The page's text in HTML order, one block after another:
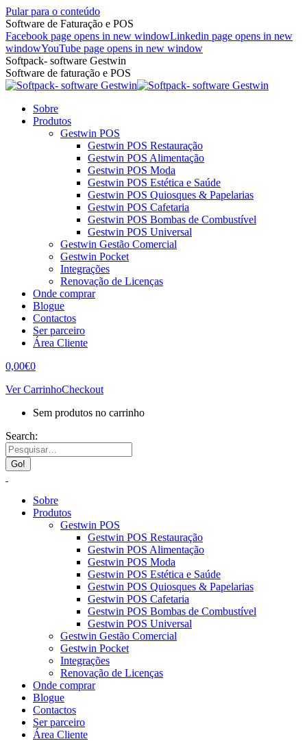
Pular para o conteúdo
Software de Faturação e POS
Facebook page opens in new windowLinkedin page opens in new
windowYouTube page opens in new window
Softpack- software Gestwin
Software de faturação e POS
Sobre
Produtos
Gestwin POS
Gestwin POS Restauração
Gestwin POS Alimentação
Gestwin POS Moda
Gestwin POS Estética e Saúde
Gestwin POS Quiosques & Papelarias
Gestwin POS Cafetaria
Gestwin POS Bombas de Combustível
Gestwin POS Universal
Gestwin Gestão Comercial
Gestwin Pocket
Integrações
Renovação de Licenças
Onde comprar
Blogue
Contactos
Ser parceiro
Área Cliente
0,00€0
Ver CarrinhoCheckout
Sem produtos no carrinho
Search:
Sobre
Produtos
Gestwin POS
Gestwin POS Restauração
Gestwin POS Alimentação
Gestwin POS Moda
Gestwin POS Estética e Saúde
Gestwin POS Quiosques & Papelarias
Gestwin POS Cafetaria
Gestwin POS Bombas de Combustível
Gestwin POS Universal
Gestwin Gestão Comercial
Gestwin Pocket
Integrações
Renovação de Licenças
Onde comprar
Blogue
Contactos
Ser parceiro
Área Cliente